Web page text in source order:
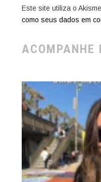
Este site utiliza o
como seus dados em
ACOMPANHE